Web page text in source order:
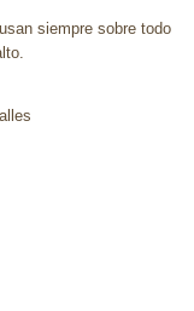
siempre sobre todo